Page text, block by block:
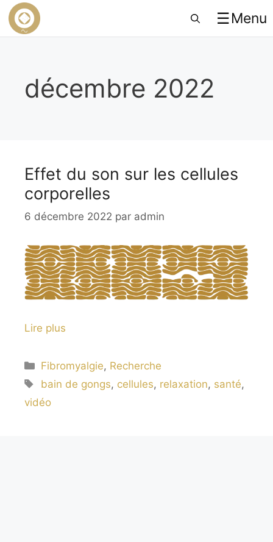
☰Menu
décembre 2022
Effet du son sur les cellules
corporelles
6 décembre 2022 par admin
Lire plus
Catégories
Fibromyalgie, Recherche
Étiquettes
bain de gongs, cellules, relaxation, santé,
vidéo